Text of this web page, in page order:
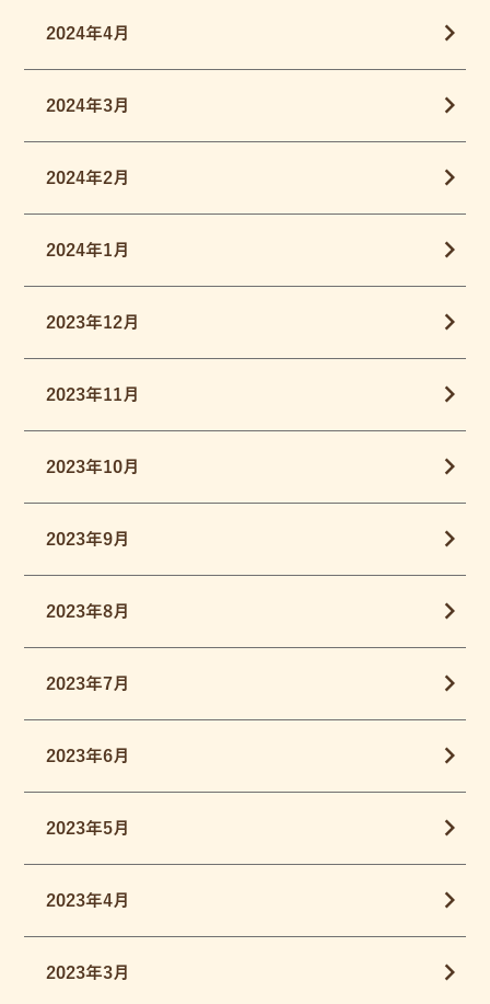
2024年4月
2024年3月
2024年2月
2024年1月
2023年12月
2023年11月
2023年10月
2023年9月
2023年8月
2023年7月
2023年6月
2023年5月
2023年4月
2023年3月